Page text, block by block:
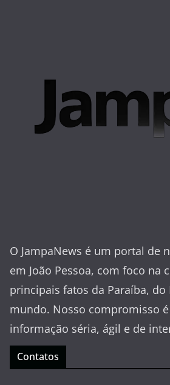
O JampaNews é um portal de
em João Pessoa, com foco na
principais fatos da Paraíba, do
mundo. Nosso compromisso
informação séria, ágil e de
Contatos